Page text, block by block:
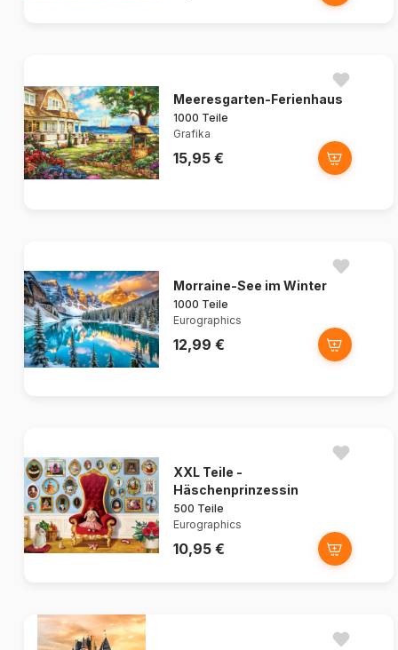
Meeresgarten-Ferienhaus
1000 Teile
Grafika
15,95 €
Morraine-See im Winter
1000 Teile
Eurographics
12,99 €
XXL Teile -
Häschenprinzessin
500 Teile
Eurographics
10,95 €